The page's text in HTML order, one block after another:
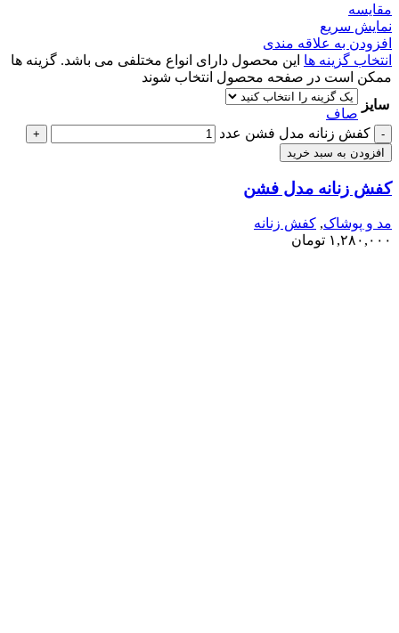
مقايسه
نمایش سریع
افزودن به علاقه مندی
انتخاب گزینه ها این محصول دارای انواع مختلفی می باشد. گزینه ها
ممکن است در صفحه محصول انتخاب شوند
سایز
صاف
- کفش زنانه مدل فشن عدد
+
افزودن به سبد خرید
کفش زنانه مدل فشن
مد و پوشاک, کفش زنانه
۱,۲۸۰,۰۰۰ تومان